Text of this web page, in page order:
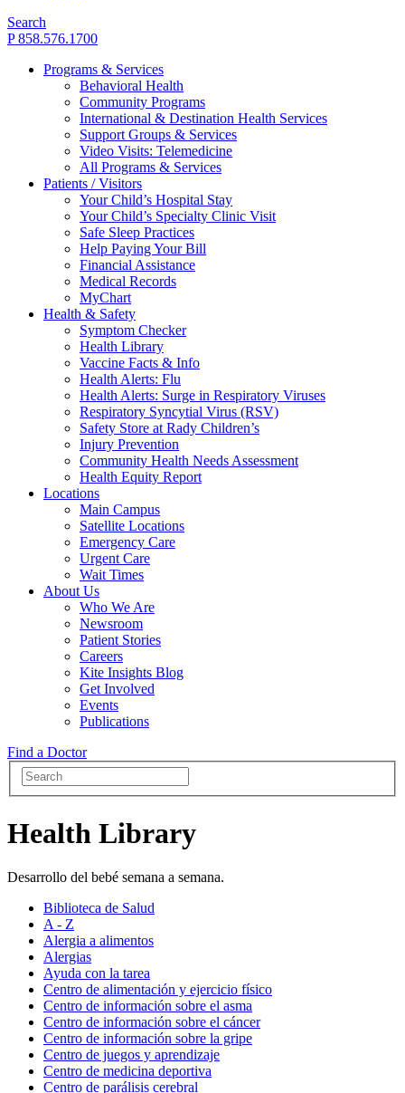
Search
P 858.576.1700
Programs & Services
Behavioral Health
Community Programs
International & Destination Health Services
Support Groups & Services
Video Visits: Telemedicine
All Programs & Services
Patients / Visitors
Your Child’s Hospital Stay
Your Child’s Specialty Clinic Visit
Safe Sleep Practices
Help Paying Your Bill
Financial Assistance
Medical Records
MyChart
Health & Safety
Symptom Checker
Health Library
Vaccine Facts & Info
Health Alerts: Flu
Health Alerts: Surge in Respiratory Viruses
Respiratory Syncytial Virus (RSV)
Safety Store at Rady Children’s
Injury Prevention
Community Health Needs Assessment
Health Equity Report
Locations
Main Campus
Satellite Locations
Emergency Care
Urgent Care
Wait Times
About Us
Who We Are
Newsroom
Patient Stories
Careers
Kite Insights Blog
Get Involved
Events
Publications
Find a Doctor
Health Library
Desarrollo del bebé semana a semana.
Biblioteca de Salud
A - Z
Alergia a alimentos
Alergias
Ayuda con la tarea
Centro de alimentación y ejercicio físico
Centro de información sobre el asma
Centro de información sobre el cáncer
Centro de información sobre la gripe
Centro de juegos y aprendizaje
Centro de medicina deportiva
Centro de parálisis cerebral